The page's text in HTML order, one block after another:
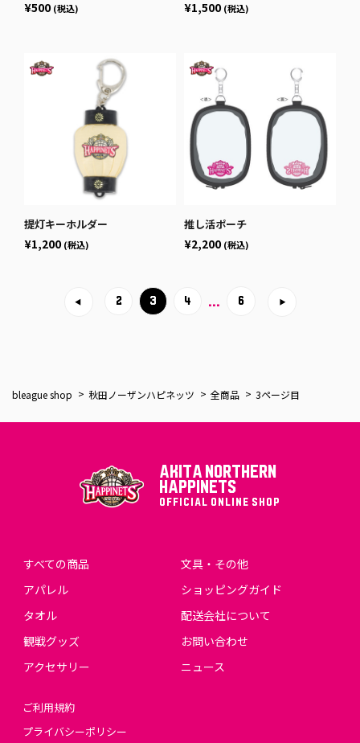
¥500 (税込) ¥1,500 (税込)
提灯キーホルダー
¥1,200 (税込)
推し活ポーチ
¥2,200 (税込)
2 3 4 … 6
bleague shop 秋田ノーザンハピネッツ 全商品 3ページ目
AKITA NORTHERN
HAPPINETS
OFFICIAL ONLINE SHOP
すべての商品
アパレル
タオル
観戦グッズ
アクセサリー
文具・その他
ショッピングガイド
配送会社について
お問い合わせ
ニュース
ご利用規約
プライバシーポリシー